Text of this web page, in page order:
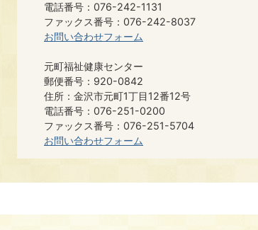
電話番号：076-242-1131
ファックス番号：076-242-8037
お問い合わせフォーム
元町福祉健康センター
郵便番号：920-0842
住所：金沢市元町1丁目12番12号
電話番号：076-251-0200
ファックス番号：076-251-5704
お問い合わせフォーム